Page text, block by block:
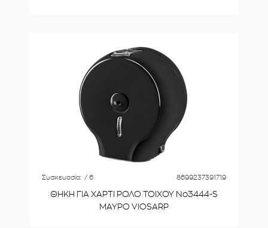
Συσκευασία: / 6 8699237391719
ΘΗΚΗ ΓΙΑ ΧΑΡΤΙ ΡΟΛΟ ΤΟΙΧΟΥ Νο3444-S
ΜΑΥΡΟ VIOSARP